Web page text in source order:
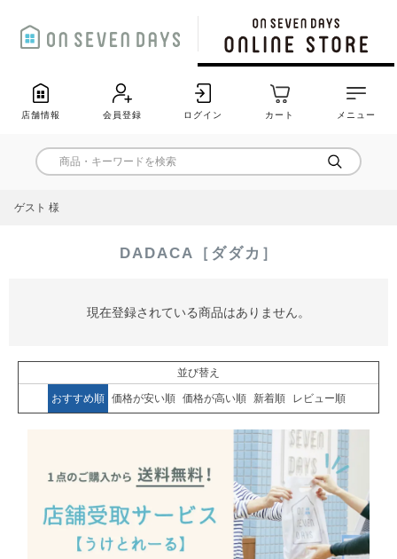
店舗情報 会員登録 ログイン カート メニュー
ゲスト 様
DADACA［ダダカ］
現在登録されている商品はありません。
並び替え
おすすめ順 価格が安い順 価格が高い順 新着順 レビュー順